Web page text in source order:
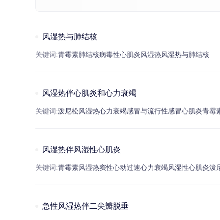
风湿热与肺结核
关键词:青霉素肺结核病毒性心肌炎风湿热风湿热与肺结核
风湿热伴心肌炎和心力衰竭
关键词:泼尼松风湿热心力衰竭感冒与流行性感冒心肌炎青霉
风湿热伴风湿性心肌炎
关键词:青霉素风湿热窦性心动过速心力衰竭风湿性心肌炎泼
急性风湿热伴二尖瓣脱垂